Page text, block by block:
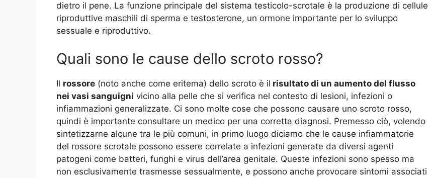
dietro il pene. La funzione principale del sistema testicolo-scrotale è la produzione di cellule
riproduttive maschili di sperma e testosterone, un ormone importante per lo sviluppo
sessuale e riproduttivo.
Quali sono le cause dello scroto rosso?
Il rossore (noto anche come eritema) dello scroto è il risultato di un aumento del flusso
nei vasi sanguigni vicino alla pelle che si verifica nel contesto di lesioni, infezioni o
infiammazioni generalizzate. Ci sono molte cose che possono causare uno scroto rosso,
quindi è importante consultare un medico per una corretta diagnosi. Premesso ciò, volendo
sintetizzarne alcune tra le più comuni, in primo luogo diciamo che le cause infiammatorie
del rossore scrotale possono essere correlate a infezioni generate da diversi agenti
patogeni come batteri, funghi e virus dell’area genitale. Queste infezioni sono spesso ma
non esclusivamente trasmesse sessualmente, e possono anche provocare sintomi associati